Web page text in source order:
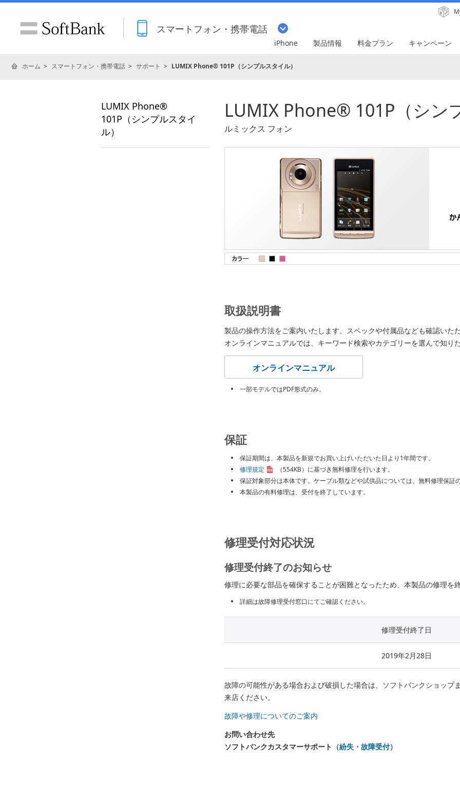
スマートフォン・携帯電話
iPhone 製品情報 料金プラン キャンペーン
ホーム スマートフォン・携帯電話 サポート LUMIX Phone® 101P（シンプルスタイル）
LUMIX Phone® 101P（シン
ルミックス フォン
取扱説明書
製品の操作方法をご案内いたします。スペックや付属品なども確認いただ
オンラインマニュアルでは、キーワード検索やカテゴリーを選んで知り
オンラインマニュアル
一部モデルではPDF形式のみ。
保証
保証期間は、本製品を新規でお買い上げいただいた日より1年間です。
修理規定
（554KB） に基づき無料修理を行います。
保証対象部分は本体です。ケーブル類などや試供品については、無料修理保証
本製品の有料修理は、受付を終了しています。
修理受付対応状況
修理受付終了のお知らせ
修理に必要な部品を確保することが困難となったため、本製品の修理を
詳細は故障修理受付窓口にてご確認ください。
修理受付終了日
2019年2月28日
故障の可能性がある場合および破損した場合は、ソフトバンクショップ
来店ください。
故障や修理についてのご案内
お問い合わせ先
ソフトバンクカスタマーサポート （紛失・故障受付）
LUMIX Phone®
101P（シンプルスタイ
ル）